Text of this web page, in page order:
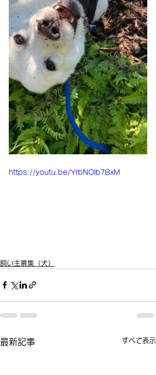
https://youtu.be/YrbNOlb7BxM
飼い主募集（犬）
最新記事 すべて表示